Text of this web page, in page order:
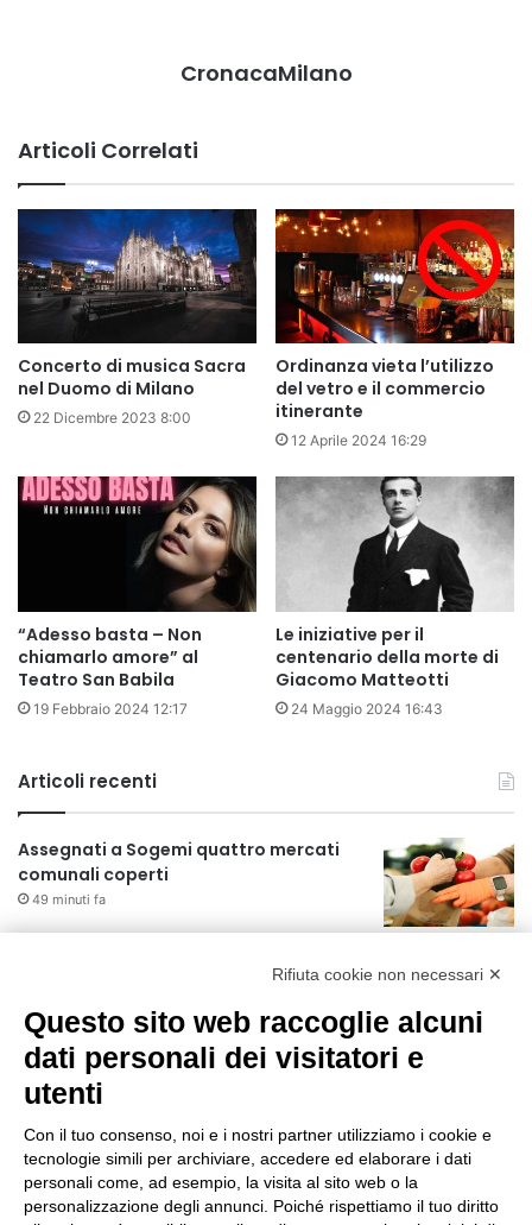
CronacaMilano
Articoli Correlati
Concerto di musica Sacra
nel Duomo di Milano
22 Dicembre 2023 8:00
Ordinanza vieta l’utilizzo
del vetro e il commercio
itinerante
12 Aprile 2024 16:29
“Adesso basta – Non
chiamarlo amore” al
Teatro San Babila
19 Febbraio 2024 12:17
Le iniziative per il
centenario della morte di
Giacomo Matteotti
24 Maggio 2024 16:43
Articoli recenti
Assegnati a Sogemi quattro mercati
comunali coperti
49 minuti fa
Guidi Cingolani, Zampori e Marchelli
Piano straordinario casa, aperti
concorsi internazionali
Rapporto OsMed 2025 sull’uso dei
farmaci in Italia
1 giorno fa
Rifiuta cookie non necessari ✕
Questo sito web raccoglie alcuni
dati personali dei visitatori e
utenti
Con il tuo consenso, noi e i nostri partner utilizziamo i cookie e
tecnologie simili per archiviare, accedere ed elaborare i dati
personali come, ad esempio, la visita al sito web o la
personalizzazione degli annunci. Poiché rispettiamo il tuo diritto